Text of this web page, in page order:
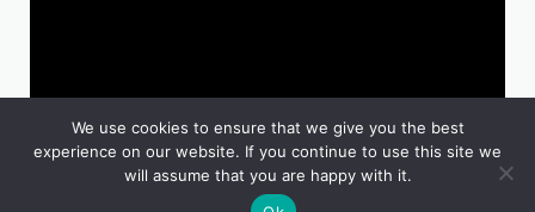
Copyright © 2026 Hengkee Construction ตกแต่งต่อเติม ครบ
จบที่เดียว | Powered by Hengkee Construction ตกแต่งต่อเติม
ครบจบที่เดียว
We use cookies to ensure that we give you the best
experience on our website. If you continue to use this site we
will assume that you are happy with it.
ให้คำปรึกษา